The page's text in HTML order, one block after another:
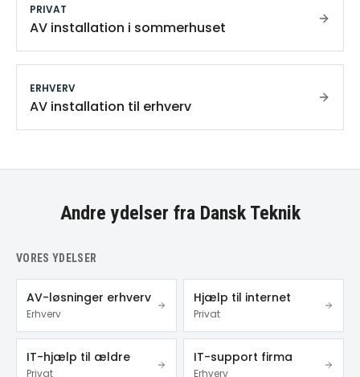
PRIVAT
AV installation i sommerhuset
ERHVERV
AV installation til erhverv
Andre ydelser fra Dansk Teknik
VORES YDELSER
AV-løsninger erhverv
Erhverv
Hjælp til internet
Privat
IT-hjælp til ældre
Privat
IT-support firma
Erhverv